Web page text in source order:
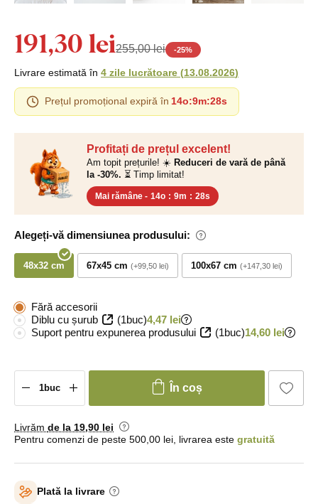
Profitați de prețul excelent!
Am topit prețurile! ☀️ Reduceri de vară de până
la -30%. ⏳ Timp limitat!
Mai rămâne - 14o : 9m : 27s
Alegeți-vă dimensiunea produsului:
48x32 cm 67x45 cm +99,50 lei 100x67 cm +147,30 lei
191,30 lei255,00 lei -25%
Livrare estimată în 4 zile lucrătoare (13.08.2026)
Prețul promoțional expiră în 14o:9m:27s
Fără accesorii
Diblu cu șurub
(1buc)4,47 lei
Suport pentru expunerea produsului
(1buc)14,60 lei
În coș
Livrăm de la 19,90 lei
Pentru comenzi de peste 500,00 lei, livrarea este gratuită
Plată la livrare